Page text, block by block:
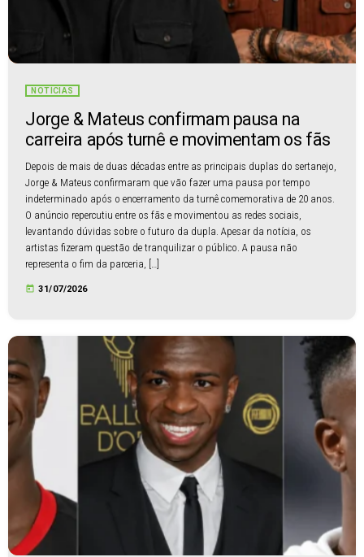
NOTÍCIAS
Jorge & Mateus confirmam pausa na
carreira após turnê e movimentam os fãs
Depois de mais de duas décadas entre as principais duplas do sertanejo,
Jorge & Mateus confirmaram que vão fazer uma pausa por tempo
indeterminado após o encerramento da turnê comemorativa de 20 anos.
O anúncio repercutiu entre os fãs e movimentou as redes sociais,
levantando dúvidas sobre o futuro da dupla. Apesar da notícia, os
artistas fizeram questão de tranquilizar o público. A pausa não
representa o fim da parceria, […]
today 31/07/2026